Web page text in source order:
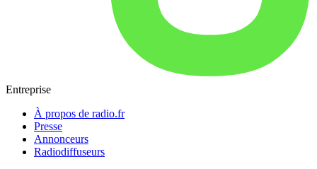
Entreprise
À propos de radio.fr
Presse
Annonceurs
Radiodiffuseurs